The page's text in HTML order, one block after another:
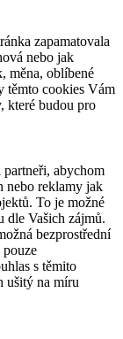
zapamatovala
nebo jak
měna, oblíbené
těmto cookies Vám
které budou pro
abychom
nebo reklamy jak
To je možné
dle Vašich zájmů.
bezprostřední
s těmito
ušitý na míru